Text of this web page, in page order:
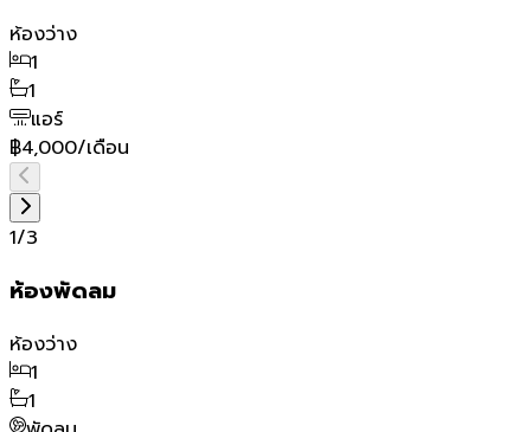
ห้องว่าง
1
1
แอร์
฿4,000/เดือน
1/3
ห้องพัดลม
ห้องว่าง
1
1